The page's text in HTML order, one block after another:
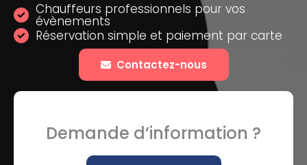
Chauffeurs professionnels pour vos
évènements
Réservation simple et paiement par carte
Contactez-nous
Demande d’information ?